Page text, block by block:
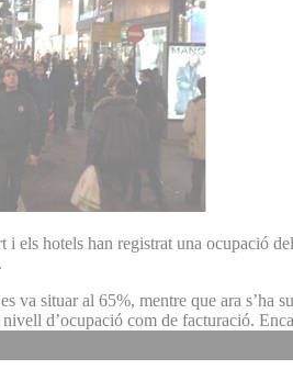
i els hotels han registrat una ocupació
va situar al 65%, mentre que ara
nivell d’ocupació com de facturació.